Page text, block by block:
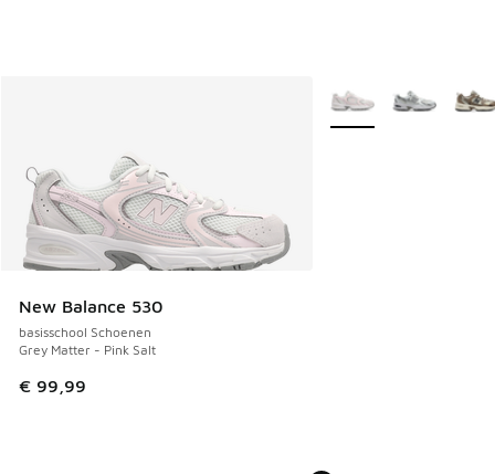
New Balance 530
basisschool Schoenen
Grey Matter - Pink Salt
€ 99,99
Meer kleuren